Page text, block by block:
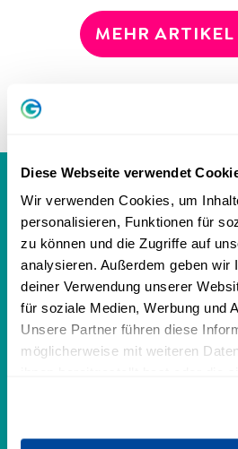
Diese Webseite verwendet
Wir verwenden Cookies, um
personalisieren, Funktionen für
zu können und die Zugriffe auf
analysieren. Außerdem geben wir
deiner Verwendung unserer
für soziale Medien, Werbung und
Unsere Partner führen diese
möglicherweise mit weiteren
MEHR
GREATOR
MBTI Test - 16
Enneagramm: 9